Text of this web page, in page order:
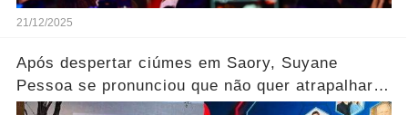
21/12/2025
Após despertar ciúmes em Saory, Suyane
Pessoa se pronunciou que não quer atrapalhar a
relação dos dois.... Ver mais